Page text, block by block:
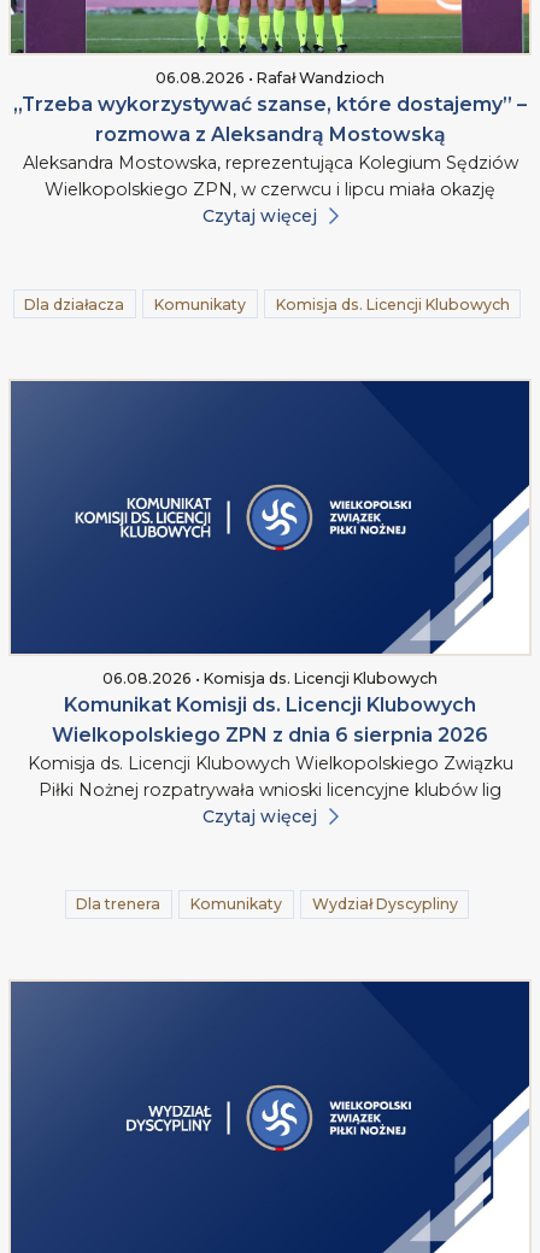
06.08.2026 • Rafał Wandzioch
„Trzeba wykorzystywać szanse, które dostajemy” –
rozmowa z Aleksandrą Mostowską
Aleksandra Mostowska, reprezentująca Kolegium Sędziów
Wielkopolskiego ZPN, w czerwcu i lipcu miała okazję
Czytaj więcej
Dla działacza Komunikaty Komisja ds. Licencji Klubowych
06.08.2026 • Komisja ds. Licencji Klubowych
Komunikat Komisji ds. Licencji Klubowych
Wielkopolskiego ZPN z dnia 6 sierpnia 2026
Komisja ds. Licencji Klubowych Wielkopolskiego Związku
Piłki Nożnej rozpatrywała wnioski licencyjne klubów lig
Czytaj więcej
Dla trenera Komunikaty Wydział Dyscypliny